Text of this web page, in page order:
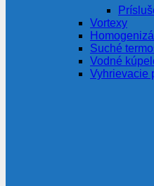
Vortexy
Suché
Vodné
Vyhrievacie